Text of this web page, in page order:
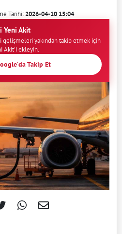
Tarihi:2026-04-10 15:04
Yeni Akit
gelişmeleri yakından takip etmek için
Akit'i ekleyin.
Takip Et